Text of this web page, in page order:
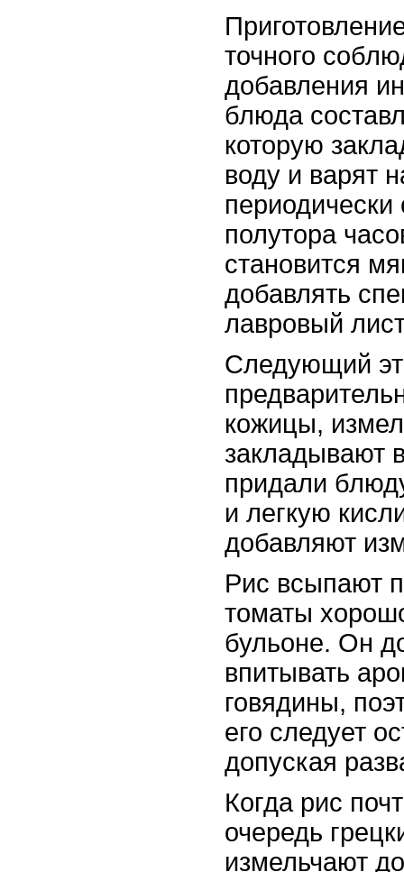
точного
добавления
блюда
которую
воду и варят
полутора
становится
добавлять
лавровый
Следующий
кожицы,
закладывают
придали
и легкую
добавляют
Рис всыпают
томаты
бульоне. Он
впитывать
говядины,
его следует
допуская
Когда рис
очередь
измельчают